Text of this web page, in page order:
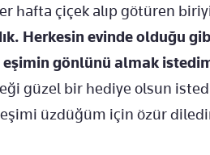
hafta çiçek alıp götüren
Herkesin evinde olduğu
eşimin gönlünü almak
güzel bir hediye olsun
üzdüğüm için özür